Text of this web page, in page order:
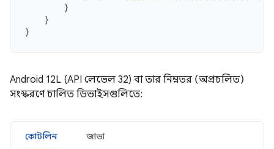
}
}
}
Android 12L (API লেভেল 32) বা তার নিম্নতর (অপ্রচলিত)
সংস্করণে চালিত ডিভাইসগুলিতে:
কোটলিন জাভা